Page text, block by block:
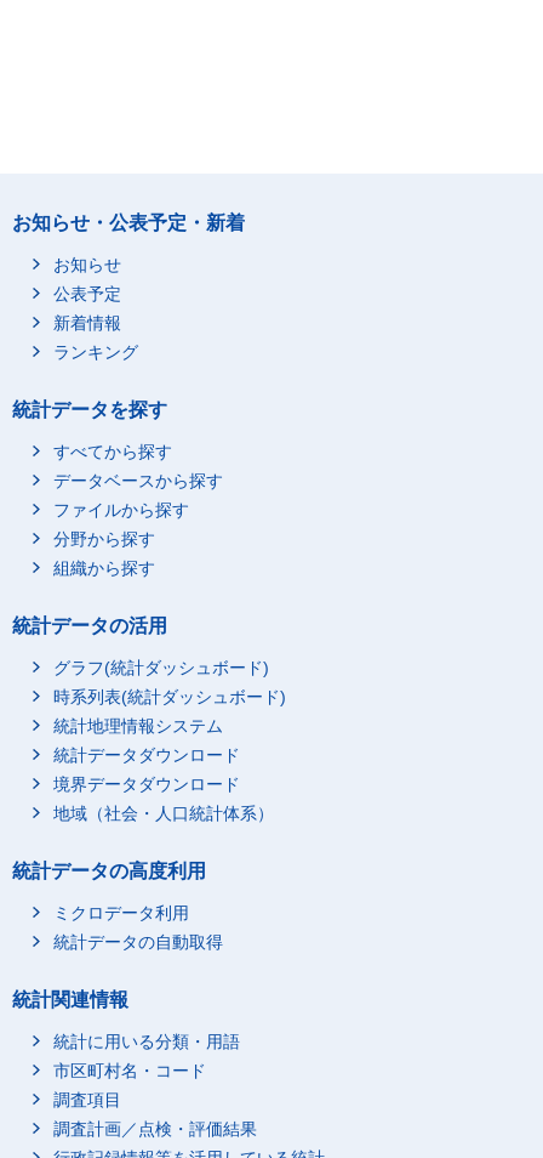
お知らせ・公表予定・新着
お知らせ
公表予定
新着情報
ランキング
統計データを探す
すべてから探す
データベースから探す
ファイルから探す
分野から探す
組織から探す
統計データの活用
グラフ(統計ダッシュボード)
時系列表(統計ダッシュボード)
統計地理情報システム
統計データダウンロード
境界データダウンロード
地域（社会・人口統計体系）
統計データの高度利用
ミクロデータ利用
統計データの自動取得
統計関連情報
統計に用いる分類・用語
市区町村名・コード
調査項目
調査計画／点検・評価結果